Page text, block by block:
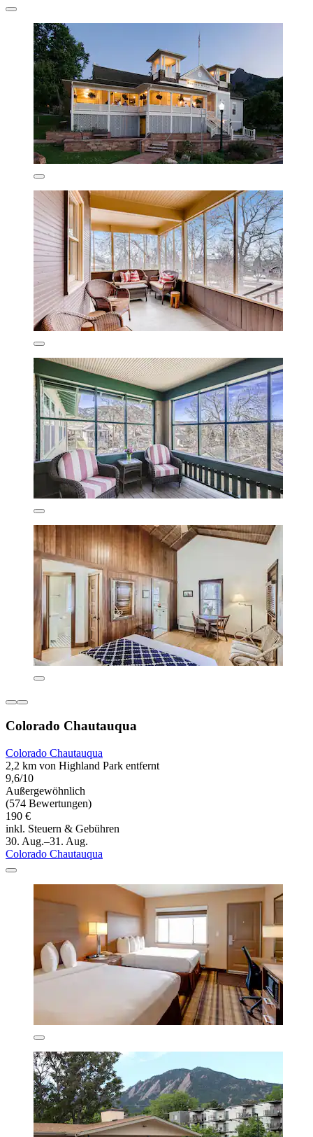
Colorado Chautauqua
Colorado Chautauqua
2,2 km von Highland Park entfernt
9,6/10
Außergewöhnlich
(574 Bewertungen)
190 €
inkl. Steuern & Gebühren
30. Aug.–31. Aug.
Colorado Chautauqua